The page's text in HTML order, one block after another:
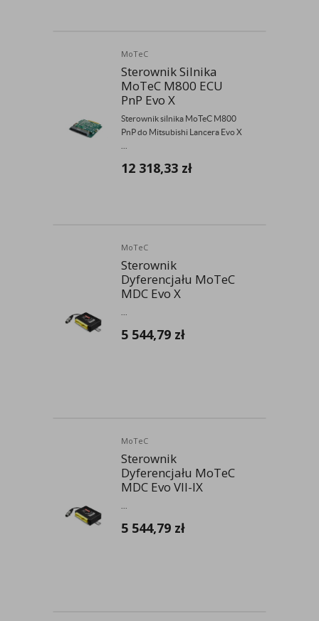
MoTeC
Sterownik Silnika
MoTeC M800 ECU
PnP Evo X
Sterownik silnika MoTeC M800
PnP do Mitsubishi Lancera Evo X
12 318,33 zł
MoTeC
Sterownik
Dyferencjału MoTeC
MDC Evo X
5 544,79 zł
MoTeC
Sterownik
Dyferencjału MoTeC
MDC Evo VII-IX
5 544,79 zł